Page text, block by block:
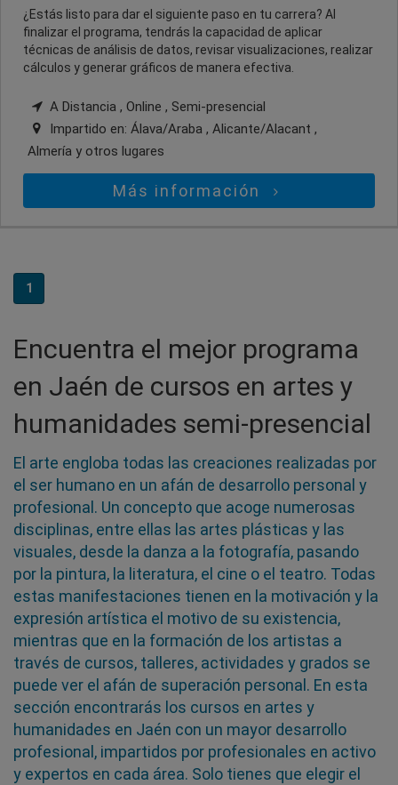
¿Estás listo para dar el siguiente paso en tu carrera? Al
finalizar el programa, tendrás la capacidad de aplicar
técnicas de análisis de datos, revisar visualizaciones, realizar
cálculos y generar gráficos de manera efectiva.
A Distancia , Online , Semi-presencial
Impartido en: Álava/Araba , Alicante/Alacant ,
Almería y otros lugares
Más información
1
Encuentra el mejor programa
en Jaén de cursos en artes y
humanidades semi-presencial
El arte engloba todas las creaciones realizadas por
el ser humano en un afán de desarrollo personal y
profesional. Un concepto que acoge numerosas
disciplinas, entre ellas las artes plásticas y las
visuales, desde la danza a la fotografía, pasando
por la pintura, la literatura, el cine o el teatro. Todas
estas manifestaciones tienen en la motivación y la
expresión artística el motivo de su existencia,
mientras que en la formación de los artistas a
través de cursos, talleres, actividades y grados se
puede ver el afán de superación personal. En esta
sección encontrarás los cursos en artes y
humanidades en Jaén con un mayor desarrollo
profesional, impartidos por profesionales en activo
y expertos en cada área. Solo tienes que elegir el